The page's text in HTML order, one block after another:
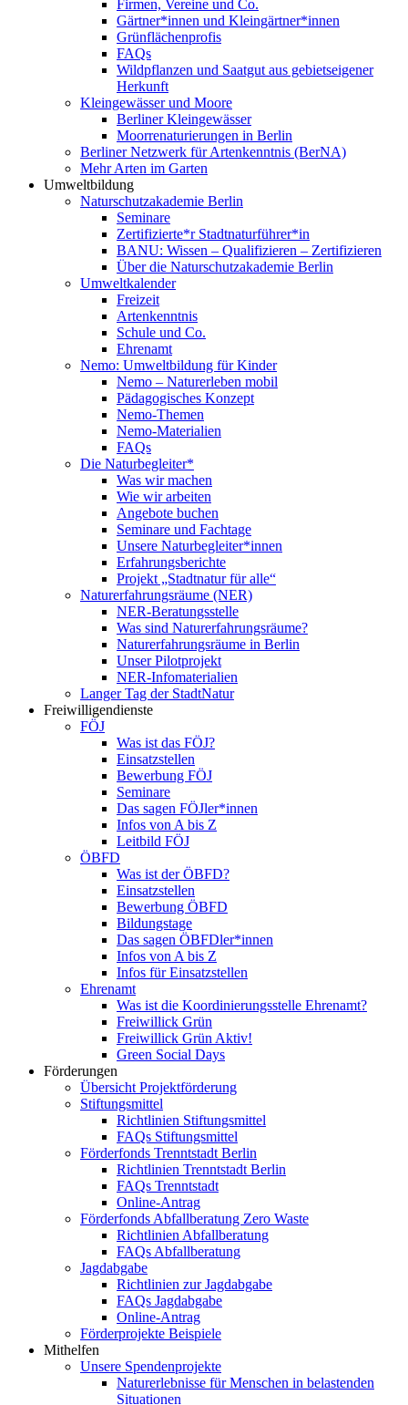
Firmen, Vereine und Co.
Gärtner*innen und Kleingärtner*innen
Grünflächenprofis
FAQs
Wildpflanzen und Saatgut aus gebietseigener
Herkunft
Kleingewässer und Moore
Berliner Kleingewässer
Moorrenaturierungen in Berlin
Berliner Netzwerk für Artenkenntnis (BerNA)
Mehr Arten im Garten
Umweltbildung
Naturschutzakademie Berlin
Seminare
Zertifizierte*r Stadtnaturführer*in
BANU: Wissen – Qualifizieren – Zertifizieren
Über die Naturschutzakademie Berlin
Umweltkalender
Freizeit
Artenkenntnis
Schule und Co.
Ehrenamt
Nemo: Umweltbildung für Kinder
Nemo – Naturerleben mobil
Pädagogisches Konzept
Nemo-Themen
Nemo-Materialien
FAQs
Die Naturbegleiter*
Was wir machen
Wie wir arbeiten
Angebote buchen
Seminare und Fachtage
Unsere Naturbegleiter*innen
Erfahrungsberichte
Projekt „Stadtnatur für alle“
Naturerfahrungsräume (NER)
NER-Beratungsstelle
Was sind Naturerfahrungsräume?
Naturerfahrungsräume in Berlin
Unser Pilotprojekt
NER-Infomaterialien
Langer Tag der StadtNatur
Freiwilligendienste
FÖJ
Was ist das FÖJ?
Einsatzstellen
Bewerbung FÖJ
Seminare
Das sagen FÖJler*innen
Infos von A bis Z
Leitbild FÖJ
ÖBFD
Was ist der ÖBFD?
Einsatzstellen
Bewerbung ÖBFD
Bildungstage
Das sagen ÖBFDler*innen
Infos von A bis Z
Infos für Einsatzstellen
Ehrenamt
Was ist die Koordinierungsstelle Ehrenamt?
Freiwillick Grün
Freiwillick Grün Aktiv!
Green Social Days
Förderungen
Übersicht Projektförderung
Stiftungsmittel
Richtlinien Stiftungsmittel
FAQs Stiftungsmittel
Förderfonds Trenntstadt Berlin
Richtlinien Trenntstadt Berlin
FAQs Trenntstadt
Online-Antrag
Förderfonds Abfallberatung Zero Waste
Richtlinien Abfallberatung
FAQs Abfallberatung
Jagdabgabe
Richtlinien zur Jagdabgabe
FAQs Jagdabgabe
Online-Antrag
Förderprojekte Beispiele
Mithelfen
Unsere Spendenprojekte
Naturerlebnisse für Menschen in belastenden
Situationen